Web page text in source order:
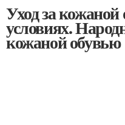
Уход за
условиях.
кожаной обувью